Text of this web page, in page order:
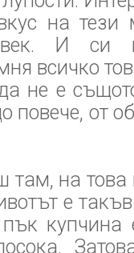
на тези
И си
всичко
не е
повече, от
там, на
е
купчина